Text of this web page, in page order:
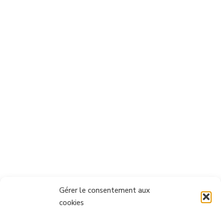
Gérer le consentement aux
cookies